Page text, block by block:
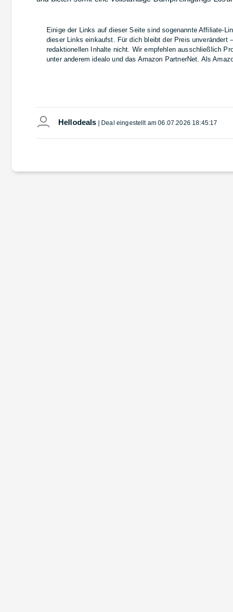
Einige der Links auf dieser Seite sind sogenannte Affiliate-
dieser Links einkaufst. Für dich bleibt der Preis unverändert
redaktionellen Inhalte nicht. Wir empfehlen ausschließlich
unter anderem idealo und das Amazon PartnerNet. Als
Hellodeals | Deal eingestellt am06.07.2026 18:45:17